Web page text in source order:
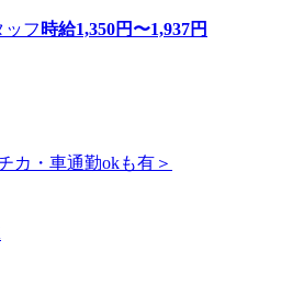
ッフ 時給1,350円〜1,937円
カ・車通勤okも有＞